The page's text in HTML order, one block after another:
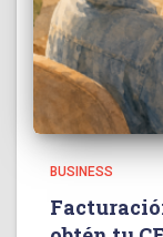
BUSINESS